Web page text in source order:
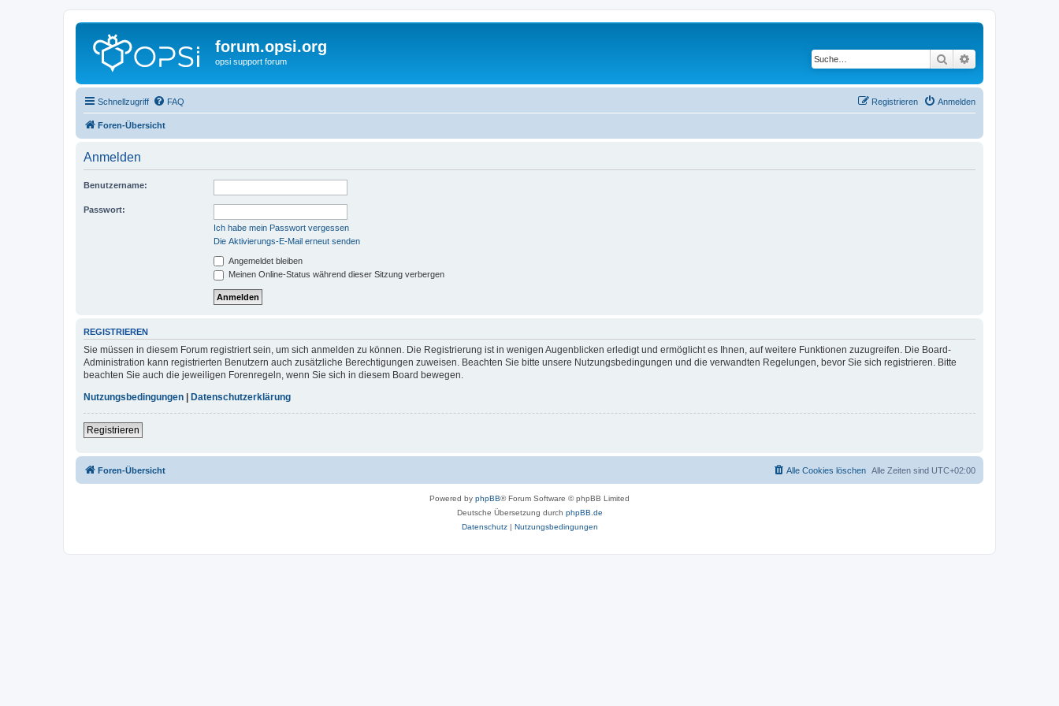
forum.opsi.org
opsi support forum Suche
Schnellzugriff FAQ Anmelden
Registrieren
Foren-Übersicht
Anmelden
Benutzername:
Passwort:
Ich habe mein Passwort vergessen
Die Aktivierungs-E-Mail erneut senden
Angemeldet bleiben
Meinen Online-Status während dieser Sitzung verbergen
REGISTRIEREN
Sie müssen in diesem Forum registriert sein, um sich anmelden zu können. Die Registrierung ist in wenigen Augenblicken erledigt und ermöglicht es Ihnen, auf weitere Funktionen zuzugreifen. Die Board-
Administration kann registrierten Benutzern auch zusätzliche Berechtigungen zuweisen. Beachten Sie bitte unsere Nutzungsbedingungen und die verwandten Regelungen, bevor Sie sich registrieren. Bitte
beachten Sie auch die jeweiligen Forenregeln, wenn Sie sich in diesem Board bewegen.
Nutzungsbedingungen
Datenschutzerklärung
Registrieren
Foren-Übersicht Alle Zeiten sind UTC+02:00
Alle Cookies löschen
Powered by phpBB® Forum Software © phpBB Limited
Deutsche Übersetzung durch phpBB.de
Datenschutz| Nutzungsbedingungen